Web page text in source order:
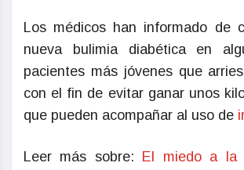
Los médicos han informado de
nueva bulimia diabética en
pacientes más jóvenes que
con el fin de evitar ganar unos
que pueden acompañar al uso de
Leer más sobre: El miedo a la